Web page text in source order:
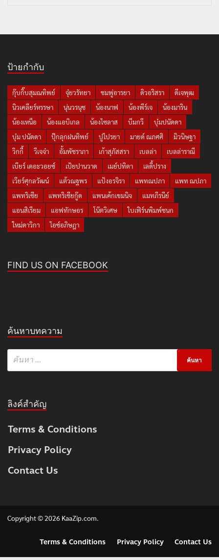
ป้ายกำกับ
กุ๊บกิ๊บสุมณทิพย์ จุ๋ยวรัทยา ชมพู่อารยา ดิวอริสรา
ดีเจพุฒ
นิวเคลียร์หรรษา
นุ่นวรนุช น้องนาฟ น้องพีร์เจ
น้องมาริน
น้องเหนือ
น้องแอบิเกล น้องไซลาส บีมกวี
บุ๋มปนัดดา
บุ๋ม ปนัดดา
ปุ๊กลุกฝนทิพย์ ปูไปรยา มายด์ ณภศศิ
มิวนิษฐา
วิกกี้
วีเจจ๋า อั้มพัชราภา เก้าสุภัสสรา เบลล่า
เบลล่าราณี
เบียร์ เดอะวอยซ์
เป้ยปานวาด เมย์ปทิดา
เลดี้ปราง
เวียร์ศุกลวัฒน์
แต้วณฐพร แป้งอรจิรา แพทณปภา
แพท ณปภา
แพทริเซีย
แพทริเซียกู๊ด แพนเค้กเขมนิจ
แมทภีรนีย์
แอนสิเรียม
แอฟทักษอร โน๊ตวิเศษ
ใบเฟิร์นพิมพ์ชนก
ใหม่ดาวิกา
ไอซ์อภิษฎา
FIND US ON FACEBOOK
ค้นหาบทความ
ลิงค์สำคัญ
Terms & Conditions
Privacy Policy
Contact Us
Copyright © 2026 KaaZip.com.
Terms & Conditions Privacy Policy Contact Us